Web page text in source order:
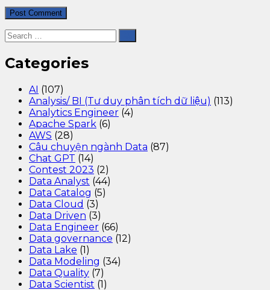
Categories
AI (107)
Analysis/ BI (Tư duy phân tích dữ liệu) (113)
Analytics Engineer (4)
Apache Spark (6)
AWS (28)
Câu chuyện ngành Data (87)
Chat GPT (14)
Contest 2023 (2)
Data Analyst (44)
Data Catalog (5)
Data Cloud (3)
Data Driven (3)
Data Engineer (66)
Data governance (12)
Data Lake (1)
Data Modeling (34)
Data Quality (7)
Data Scientist (1)